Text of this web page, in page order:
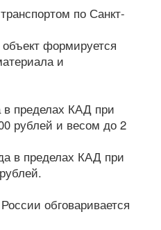
по Санкт-
формируется
и
в пределах КАД при
рублей и весом до 2
в пределах КАД при
обговаривается